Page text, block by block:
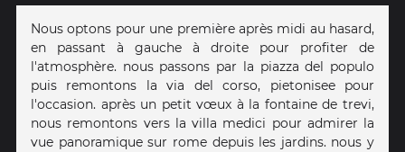
Nous optons pour une première après midi au hasard,
en passant à gauche à droite pour profiter de
l'atmosphère. nous passons par la piazza del populo
puis remontons la via del corso, pietonisee pour
l'occasion. après un petit vœux à la fontaine de trevi,
nous remontons vers la villa medici pour admirer la
vue panoramique sur rome depuis les jardins. nous y